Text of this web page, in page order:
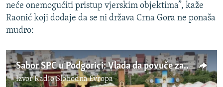
neće onemogućiti pristup vjerskim objektima”, kaže
Raonić koji dodaje da se ni država Crna Gora ne ponaša
mudro:
Sabor SPC u Podgorici: Vlada da povuče zakon
IzvorRadio Slobodna Evropa